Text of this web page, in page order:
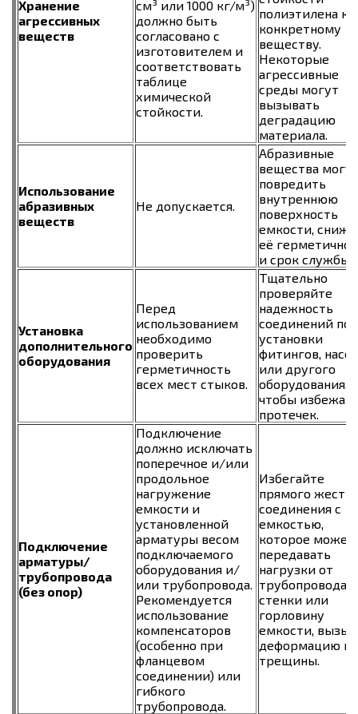
Хранение
агрессивных
веществ
см³ или 1000 кг/м³)
должно быть
согласовано с
изготовителем и
соответствовать
таблице
химической
стойкости.
полиэтилена к
конкретному
веществу.
Некоторые
агрессивные
среды могут
вызывать
деградацию
материала.
Использование
абразивных
веществ
Не допускается.
Абразивные
вещества
повредить
внутреннюю
поверхность
емкости,
её
и срок службы.
Установка
дополнительного
оборудования
Перед
использованием
необходимо
проверить
герметичность
всех мест стыков.
Тщательно
проверяйте
надежность
соединений
установки
фитингов,
или другого
оборудования,
чтобы
протечек.
Подключение
арматуры/
трубопровода
(без опор)
Подключение
должно исключать
поперечное и/или
продольное
нагружение
емкости и
установленной
арматуры весом
подключаемого
оборудования и/
или трубопровода.
Рекомендуется
использование
компенсаторов
(особенно при
фланцевом
соединении) или
гибкого
трубопровода.
Избегайте
прямого
соединения с
емкостью,
которое может
передавать
нагрузки от
трубопровода
стенки или
горловину
емкости,
деформацию
трещины.